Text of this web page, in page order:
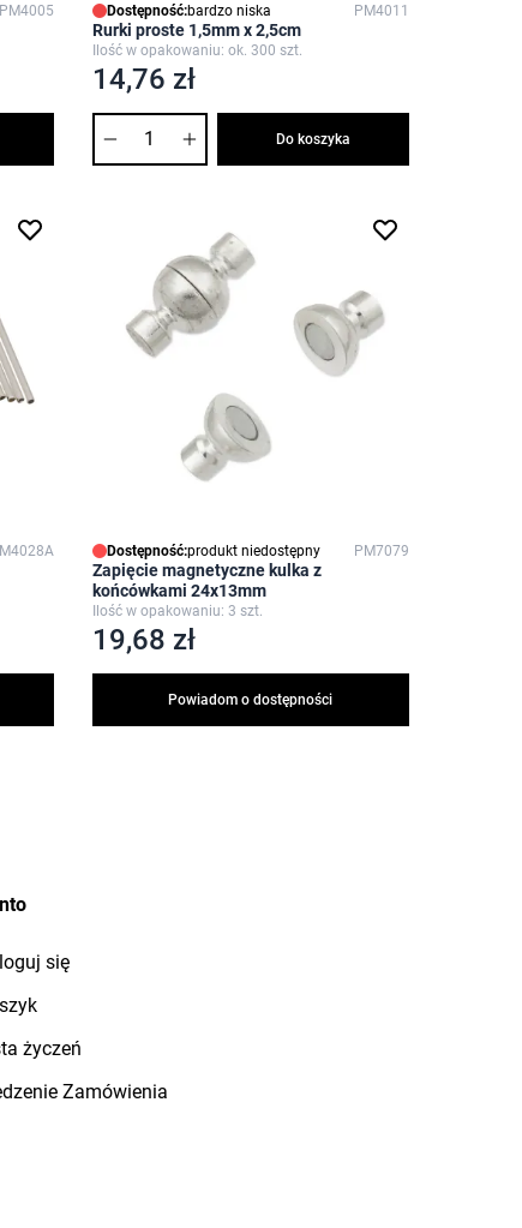
PM4005 Dostępność:bardzo niska PM4011
Rurki proste 1,5mm x 2,5cm
Ilość w opakowaniu: ok. 300 szt.
14,76 zł
Do koszyka
Dostępność:produkt niedostępny PM7079
Zapięcie magnetyczne kulka z
końcówkami 24x13mm
Ilość w opakowaniu: 3 szt.
19,68 zł
Powiadom o dostępności
się
życzeń
Zamówienia